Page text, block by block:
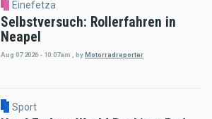
Einefetza
Selbstversuch: Rollerfahren in
Neapel
Aug 07 2026 - 10:07am byMotorradreporter
Sport